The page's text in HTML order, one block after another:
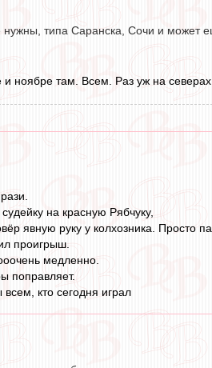
нужны, типа Саранска, Сочи и может
и ноябре там. Всем. Раз уж на
на красную Рябчуку,
явную руку у колхозника. Просто
проигрыш.
медленно.
поправляет.
кто сегодня играл